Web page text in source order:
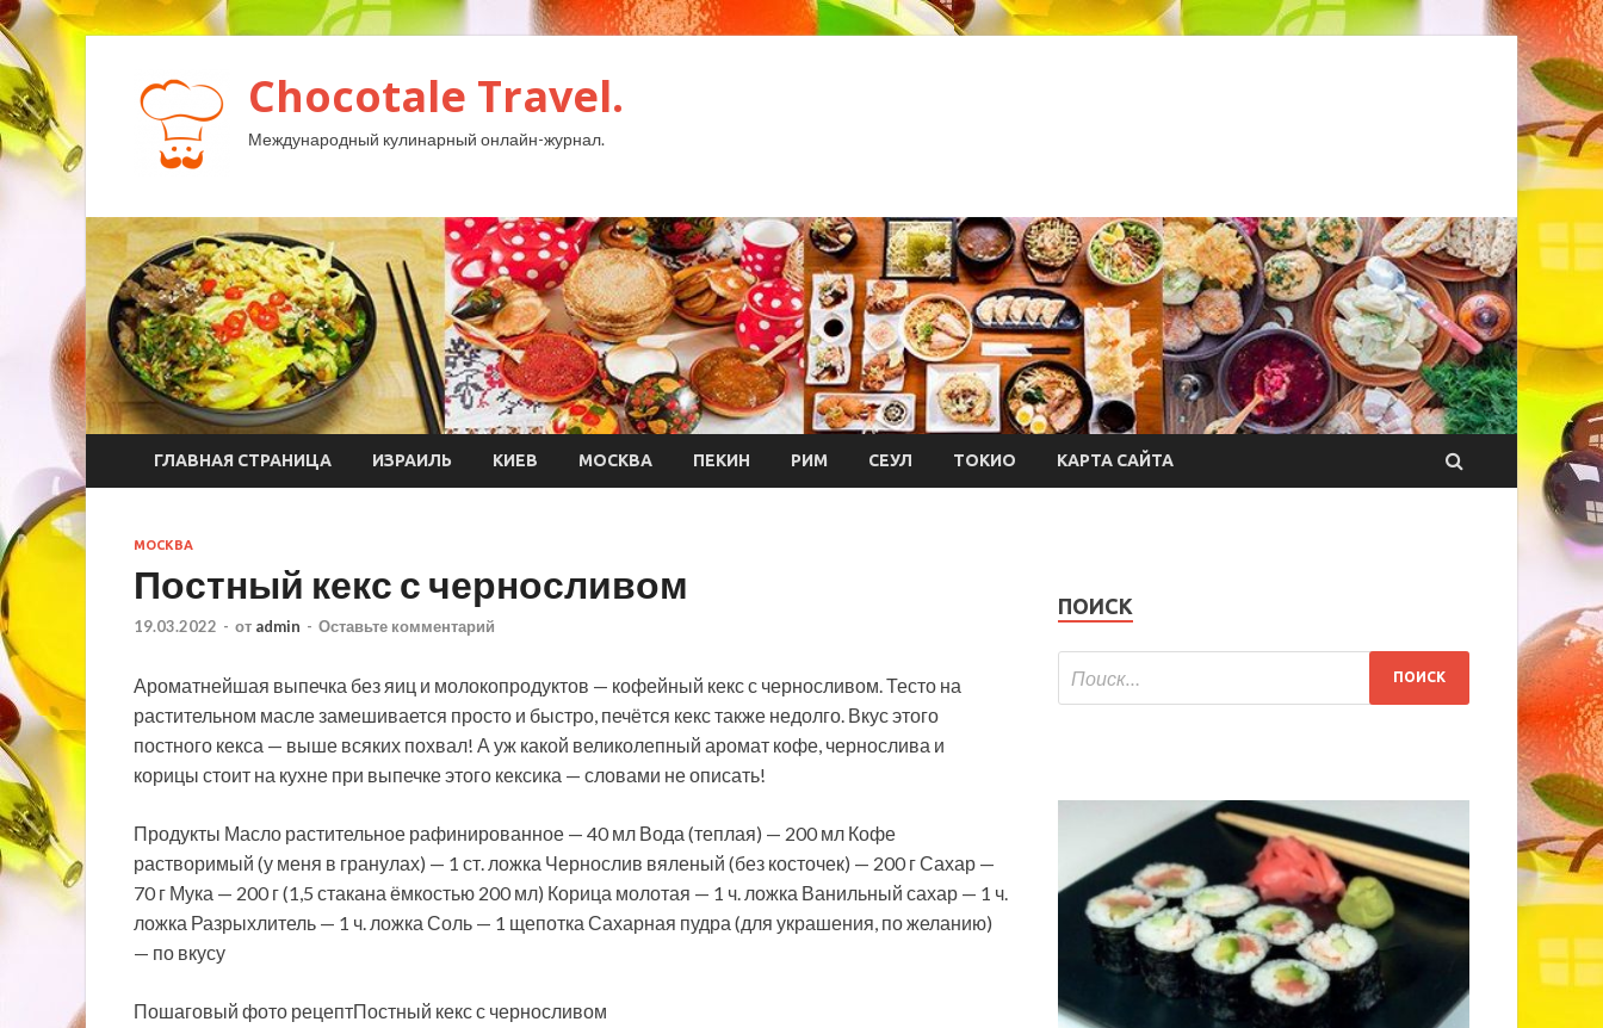
Chocotale Travel.
Международный кулинарный онлайн-журнал.
ГЛАВНАЯ СТРАНИЦА ИЗРАИЛЬ КИЕВ МОСКВА ПЕКИН РИМ СЕУЛ ТОКИО КАРТА САЙТА
МОСКВА
Постный кекс с черносливом
19.03.2022 - от admin - Оставьте комментарий
Ароматнейшая выпечка без яиц и молокопродуктов — кофейный кекс с черносливом. Тесто на
растительном масле замешивается просто и быстро, печётся кекс также недолго. Вкус этого
постного кекса — выше всяких похвал! А уж какой великолепный аромат кофе, чернослива и
корицы стоит на кухне при выпечке этого кексика — словами не описать!
Продукты Масло растительное рафинированное — 40 мл Вода (теплая) — 200 мл Кофе
растворимый (у меня в гранулах) — 1 ст. ложка Чернослив вяленый (без косточек) — 200 г Сахар —
70 г Мука — 200 г (1,5 стакана ёмкостью 200 мл) Корица молотая — 1 ч. ложка Ванильный сахар — 1 ч.
ложка Разрыхлитель — 1 ч. ложка Соль — 1 щепотка Сахарная пудра (для украшения, по желанию)
— по вкусу
Пошаговый фото рецептПостный кекс с черносливом
ПОИСК